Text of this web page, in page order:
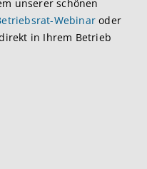
unserer schönen
Webinar oder
in Ihrem Betrieb